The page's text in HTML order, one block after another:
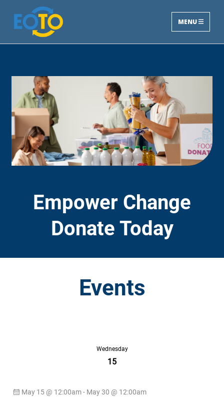
MENU
Empower Change
Donate Today
Events
Wednesday
15
May 15 @ 12:00am - May 30 @ 12:00am